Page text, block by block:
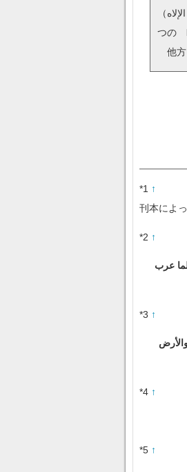
（الإلاه｜al-‘ilāh）となり、さらにこの語が人々の口の端に上ることが多く 「イ」の音（’｜ء）が煩雑であるために取り除かれ、その結果２
*1 ↑
*2 ↑
عرب
*3 ↑
*4 ↑
*5 ↑